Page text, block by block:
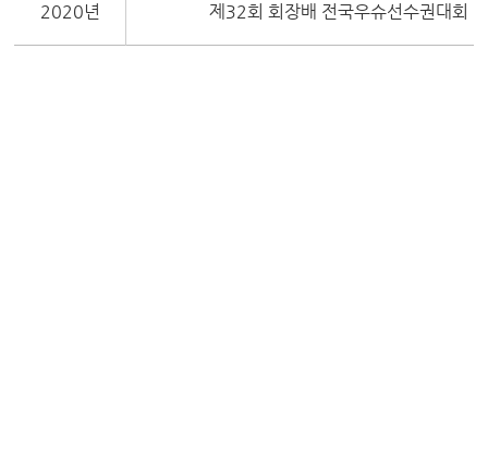
2020년 제32회 회장배 전국우슈선수권대회